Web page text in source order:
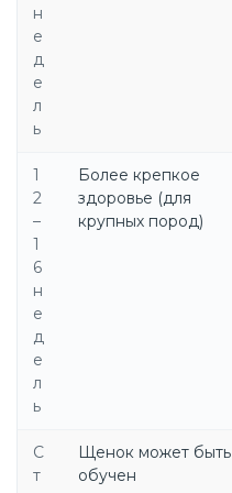
н
е
д
е
л
ь
1
2
–
1
6
н
е
д
е
л
ь
Более крепкое
здоровье (для
крупных пород)
С
т
Щенок может быть
обучен